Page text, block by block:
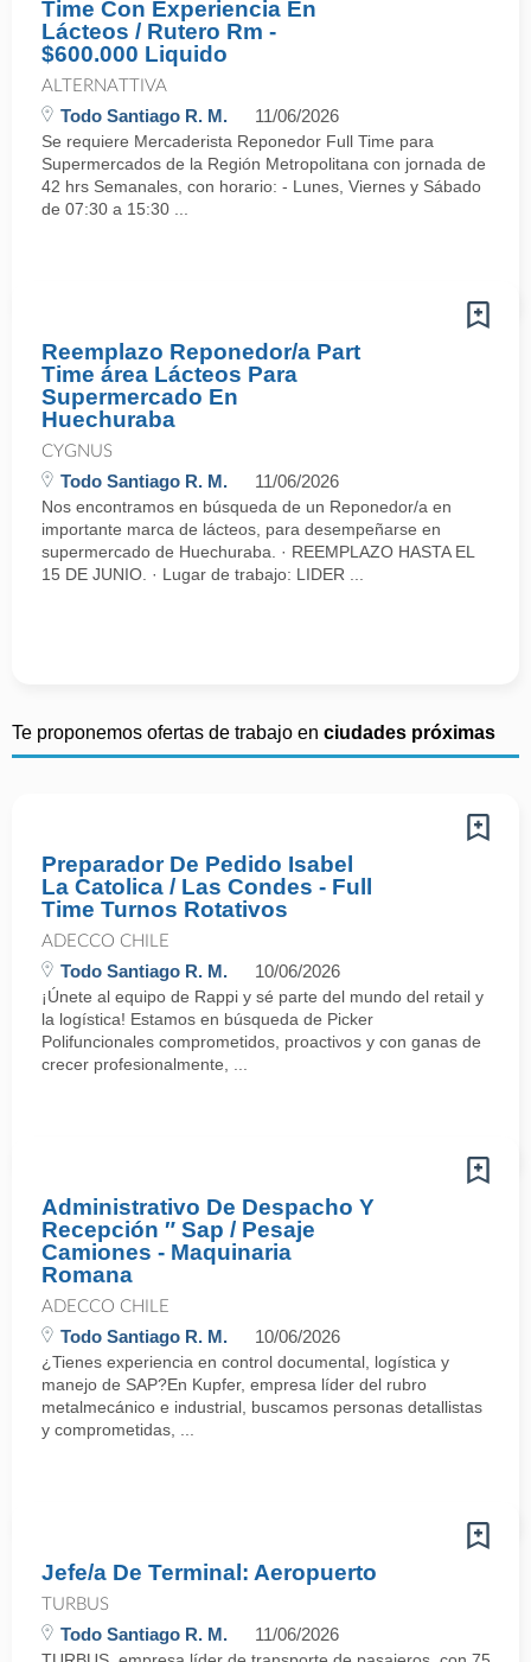
Time Con Experiencia En
Lácteos / Rutero Rm -
$600.000 Liquido
ALTERNATTIVA
Todo Santiago R. M. 11/06/2026
Se requiere Mercaderista Reponedor Full Time para
Supermercados de la Región Metropolitana con jornada de
42 hrs Semanales, con horario: - Lunes, Viernes y Sábado
de 07:30 a 15:30 ...
Reemplazo Reponedor/a Part
Time área Lácteos Para
Supermercado En
Huechuraba
CYGNUS
Todo Santiago R. M. 11/06/2026
Nos encontramos en búsqueda de un Reponedor/a en
importante marca de lácteos, para desempeñarse en
supermercado de Huechuraba. · REEMPLAZO HASTA EL
15 DE JUNIO. · Lugar de trabajo: LIDER ...
Te proponemos ofertas de trabajo en ciudades próximas
Preparador De Pedido Isabel
La Catolica / Las Condes - Full
Time Turnos Rotativos
ADECCO CHILE
Todo Santiago R. M. 10/06/2026
¡Únete al equipo de Rappi y sé parte del mundo del retail y
la logística! Estamos en búsqueda de Picker
Polifuncionales comprometidos, proactivos y con ganas de
crecer profesionalmente, ...
Administrativo De Despacho Y
Recepción ″ Sap / Pesaje
Camiones - Maquinaria
Romana
ADECCO CHILE
Todo Santiago R. M. 10/06/2026
¿Tienes experiencia en control documental, logística y
manejo de SAP?En Kupfer, empresa líder del rubro
metalmecánico e industrial, buscamos personas detallistas
y comprometidas, ...
Jefe/a De Terminal: Aeropuerto
TURBUS
Todo Santiago R. M. 11/06/2026